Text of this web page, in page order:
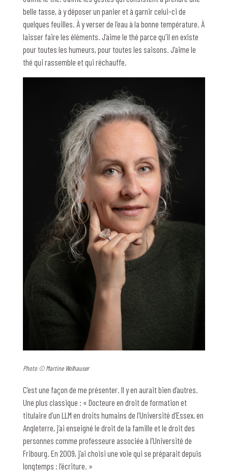
belle tasse, à y déposer un panier et à garnir celui-ci de
quelques feuilles. À y verser de l’eau à la bonne température. À
laisser faire les éléments. J’aime le thé parce qu’il en existe
pour toutes les humeurs, pour toutes les saisons. J’aime le
thé qui rassemble et qui réchauffe.
Photo © Martine Wolhauser
C’est une façon de me présenter. Il y en aurait bien d’autres.
Une plus classique : « Docteure en droit de formation et
titulaire d’un LLM en droits humains de l’Université d’Essex, en
Angleterre, j’ai enseigné le droit de la famille et le droit des
personnes comme professeure associée à l’Université de
Fribourg. En 2009, j’ai choisi une voie qui se préparait depuis
longtemps : l’écriture. »